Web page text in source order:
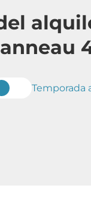
Temporada